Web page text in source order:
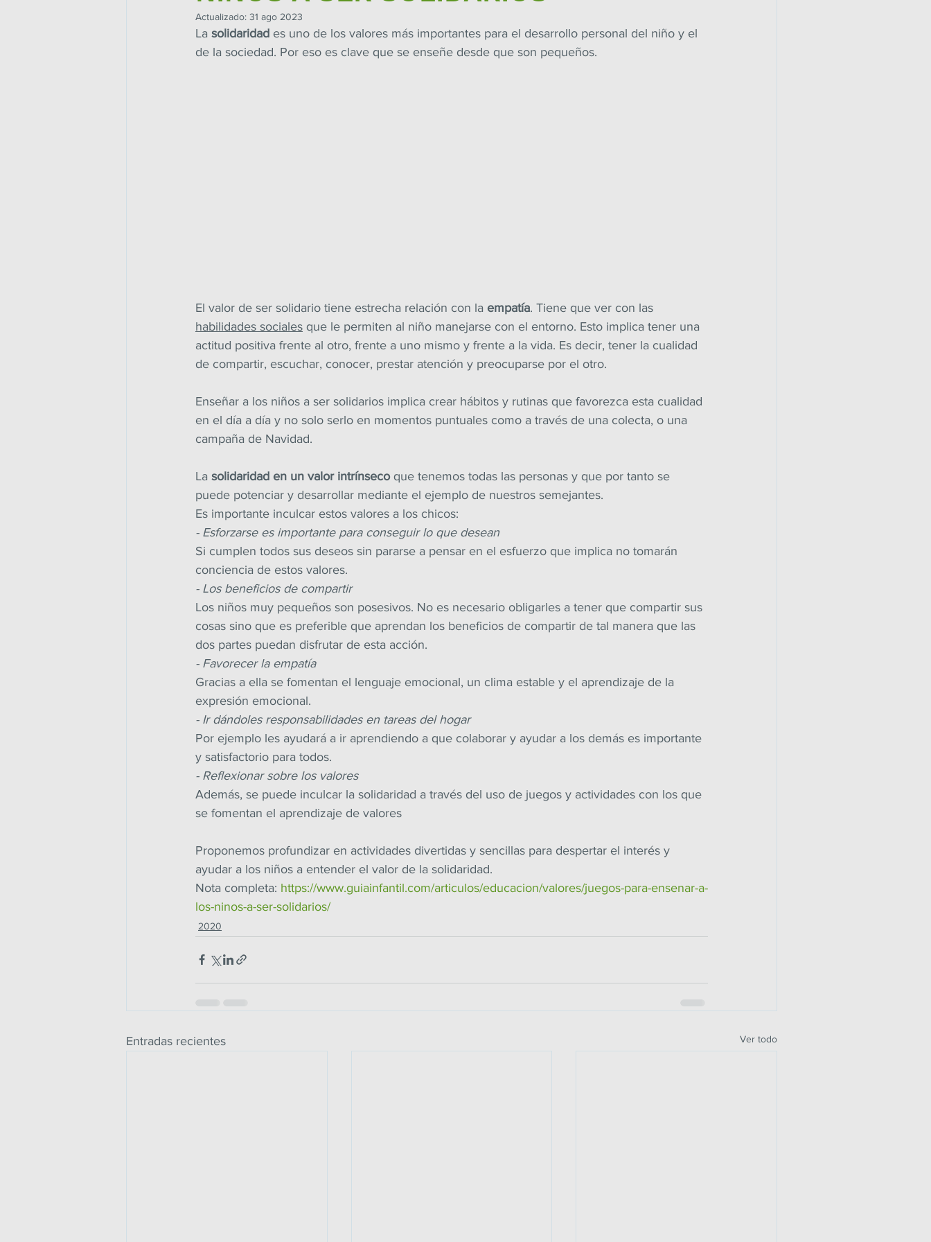
Actualizado: 31 ago 2023
La solidaridad es uno de los valores más importantes para el desarrollo personal del niño y el
de la sociedad. Por eso es clave que se enseñe desde que son pequeños.
El valor de ser solidario tiene estrecha relación con la empatía. Tiene que ver con las
habilidades sociales que le permiten al niño manejarse con el entorno. Esto implica tener una
actitud positiva frente al otro, frente a uno mismo y frente a la vida. Es decir, tener la cualidad
de compartir, escuchar, conocer, prestar atención y preocuparse por el otro.
Enseñar a los niños a ser solidarios implica crear hábitos y rutinas que favorezca esta cualidad
en el día a día y no solo serlo en momentos puntuales como a través de una colecta, o una
campaña de Navidad.
La solidaridad en un valor intrínseco que tenemos todas las personas y que por tanto se
puede potenciar y desarrollar mediante el ejemplo de nuestros semejantes.
Es importante inculcar estos valores a los chicos:
- Esforzarse es importante para conseguir lo que desean
Si cumplen todos sus deseos sin pararse a pensar en el esfuerzo que implica no tomarán
conciencia de estos valores.
- Los beneficios de compartir
Los niños muy pequeños son posesivos. No es necesario obligarles a tener que compartir sus
cosas sino que es preferible que aprendan los beneficios de compartir de tal manera que las
dos partes puedan disfrutar de esta acción.
- Favorecer la empatía
Gracias a ella se fomentan el lenguaje emocional, un clima estable y el aprendizaje de la
expresión emocional.
- Ir dándoles responsabilidades en tareas del hogar
Por ejemplo les ayudará a ir aprendiendo a que colaborar y ayudar a los demás es importante
y satisfactorio para todos.
- Reflexionar sobre los valores
Además, se puede inculcar la solidaridad a través del uso de juegos y actividades con los que
se fomentan el aprendizaje de valores
Proponemos profundizar en actividades divertidas y sencillas para despertar el interés y
ayudar a los niños a entender el valor de la solidaridad.
Nota completa: https://www.guiainfantil.com/articulos/educacion/valores/juegos-para-ensenar-a-
los-ninos-a-ser-solidarios/
2020
Entradas recientes Ver todo